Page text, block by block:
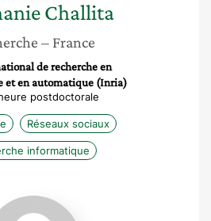
Challita
– France
de recherche en
et en automatique (Inria)
postdoctorale
Réseaux sociaux
informatique
Isabelle